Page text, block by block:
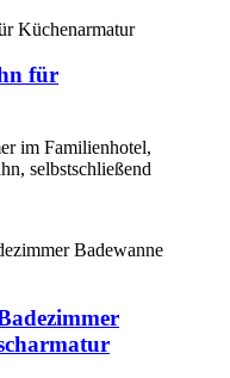
für
im Familienhotel,
selbstschließend